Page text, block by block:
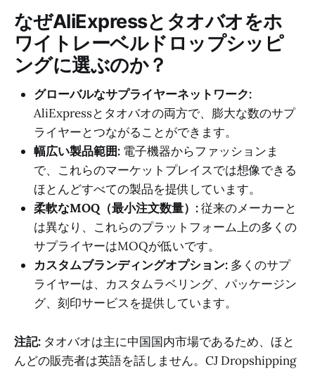
なぜAliExpressとタオバオをホ
ワイトレーベルドロップシッピ
ングに選ぶのか？
グローバルなサプライヤーネットワーク:
AliExpressとタオバオの両方で、膨大な数のサプ
ライヤーとつながることができます。
幅広い製品範囲: 電子機器からファッションま
で、これらのマーケットプレイスでは想像できる
ほとんどすべての製品を提供しています。
柔軟なMOQ（最小注文数量）:従来のメーカーと
は異なり、これらのプラットフォーム上の多くの
サプライヤーはMOQが低いです。
カスタムブランディングオプション: 多くのサプ
ライヤーは、カスタムラベリング、パッケージン
グ、刻印サービスを提供しています。
注記: タオバオは主に中国国内市場であるため、ほと
んどの販売者は英語を話しません。CJ Dropshipping